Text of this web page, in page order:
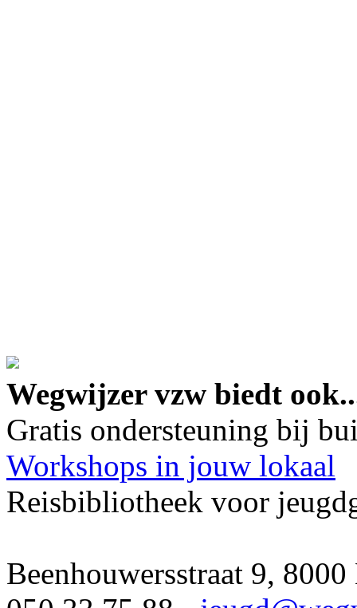
Wegwijzer vzw biedt
Gratis ondersteuning bij
Workshops in jouw lokaal
Reisbibliotheek voor
Beenhouwersstraat 9,